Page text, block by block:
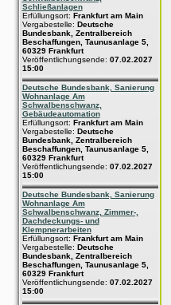
Schließanlagen
Erfüllungsort: Frankfurt am Main
Vergabestelle: Deutsche
Bundesbank, Zentralbereich
Beschaffungen, Taunusanlage 5,
60329 Frankfurt
Veröffentlichungsende: 07.02.2027
15:00
Deutsche Bundesbank, Sanierung
Wohnanlage Am
Schwalbenschwanz,
Gebäudeautomation
Erfüllungsort: Frankfurt am Main
Vergabestelle: Deutsche
Bundesbank, Zentralbereich
Beschaffungen, Taunusanlage 5,
60329 Frankfurt
Veröffentlichungsende: 07.02.2027
15:00
Deutsche Bundesbank, Sanierung
Wohnanlage Am
Schwalbenschwanz, Zimmer-,
Dachdeckungs- und
Klempnerarbeiten
Erfüllungsort: Frankfurt am Main
Vergabestelle: Deutsche
Bundesbank, Zentralbereich
Beschaffungen, Taunusanlage 5,
60329 Frankfurt
Veröffentlichungsende: 07.02.2027
15:00